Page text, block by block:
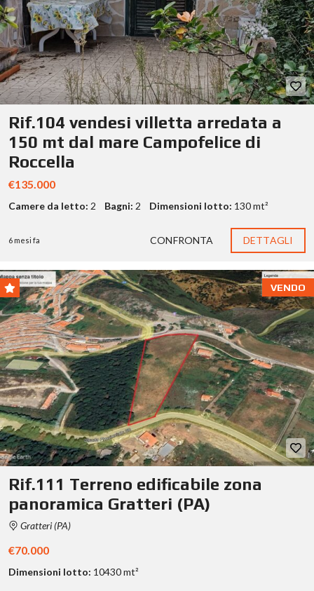
Rif.104 vendesi villetta arredata a
150 mt dal mare Campofelice di
Roccella
€135.000
Camere da letto: 2 Bagni: 2 Dimensioni lotto: 130 mt²
6 mesi fa CONFRONTA DETTAGLI
VENDO
Rif.111 Terreno edificabile zona
panoramica Gratteri (PA)
Gratteri (PA)
€70.000
Dimensioni lotto: 10430 mt²